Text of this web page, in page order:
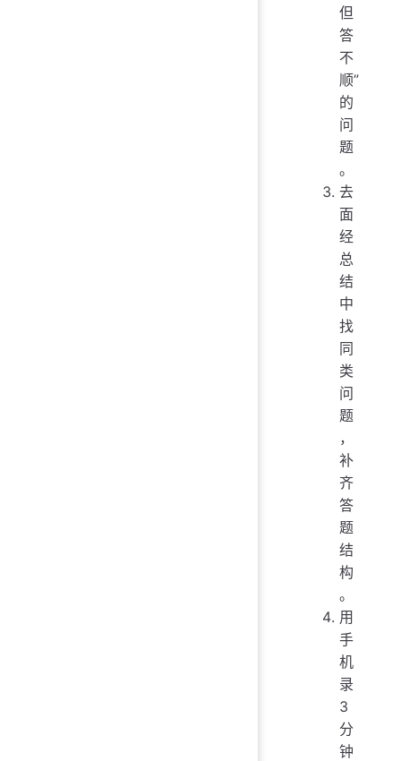
但
答
不
顺”
的
问
题
。
去
面
经
总
结
中
找
同
类
问
题
，
补
齐
答
题
结
构
。
用
手
机
录
3
分
钟